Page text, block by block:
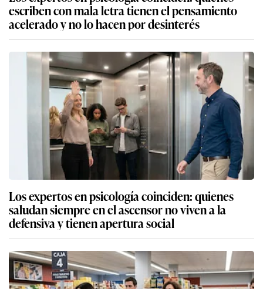
Derrame de petróleo en Carretera Central: ANA
despliega equipo para analizar agua del río